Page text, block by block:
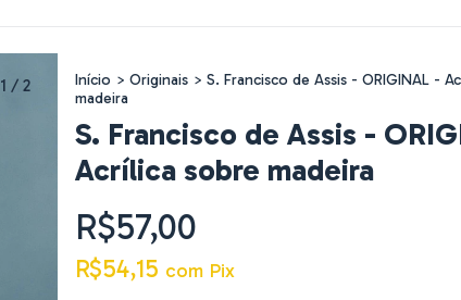
1 / 2 Início > Originais > S. Francisco de Assis - ORIGINAL -
madeira
S. Francisco de Assis -
Acrílica sobre madeira
R$57,00
R$54,15 com Pix